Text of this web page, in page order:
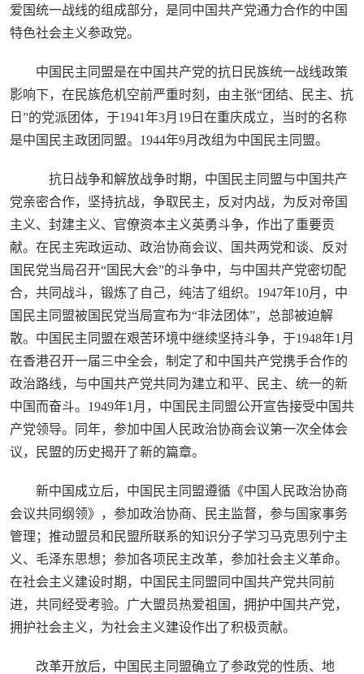
爱国统一战线的组成部分，是同中国共产党通力合作的中国
特色社会主义参政党。
中国民主同盟是在中国共产党的抗日民族统一战线政策
影响下，在民族危机空前严重时刻，由主张“团结、民主、抗
日”的党派团体，于1941年3月19日在重庆成立，当时的名称
是中国民主政团同盟。1944年9月改组为中国民主同盟。
抗日战争和解放战争时期，中国民主同盟与中国共产
党亲密合作，坚持抗战，争取民主，反对内战，为反对帝国
主义、封建主义、官僚资本主义英勇斗争，作出了重要贡
献。在民主宪政运动、政治协商会议、国共两党和谈、反对
国民党当局召开“国民大会”的斗争中，与中国共产党密切配
合，共同战斗，锻炼了自己，纯洁了组织。1947年10月，中
国民主同盟被国民党当局宣布为“非法团体”，总部被迫解
散。中国民主同盟在艰苦环境中继续坚持斗争，于1948年1月
在香港召开一届三中全会，制定了和中国共产党携手合作的
政治路线，与中国共产党共同为建立和平、民主、统一的新
中国而奋斗。1949年1月，中国民主同盟公开宣告接受中国共
产党领导。同年，参加中国人民政治协商会议第一次全体会
议，民盟的历史揭开了新的篇章。
新中国成立后，中国民主同盟遵循《中国人民政治协商
会议共同纲领》，参加政治协商、民主监督，参与国家事务
管理；推动盟员和民盟所联系的知识分子学习马克思列宁主
义、毛泽东思想；参加各项民主改革，参加社会主义革命。
在社会主义建设时期，中国民主同盟同中国共产党共同前
进，共同经受考验。广大盟员热爱祖国，拥护中国共产党，
拥护社会主义，为社会主义建设作出了积极贡献。
改革开放后，中国民主同盟确立了参政党的性质、地